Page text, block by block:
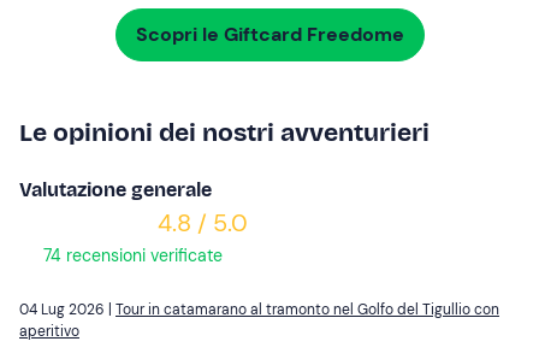
Scopri le Giftcard Freedome
Le opinioni dei nostri avventurieri
Valutazione generale
4.8 / 5.0
74 recensioni verificate
04 Lug 2026 | Tour in catamarano al tramonto nel Golfo del Tigullio con
aperitivo